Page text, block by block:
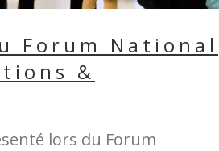
Forum National
&
lors du Forum